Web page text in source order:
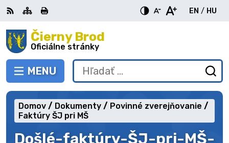
Preskočiť
na
obsah Čierny Brod
Oficiálne stránky
PREPNÚŤ
MENU
RSS MapaTlačiť
EN
English
/ HU
Hľadať:
Došlé-faktúry-ŠJ-pri-MŠ-
Domov Dokumenty
Povinné zverejňovanie
Faktúry ŠJ pri MŠ